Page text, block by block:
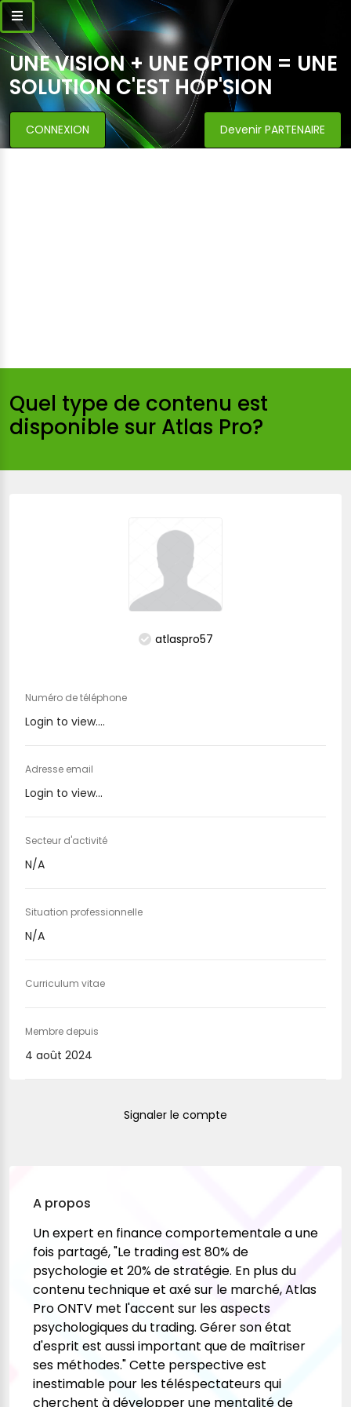
UNE VISION + UNE OPTION = UNE
SOLUTION C'EST HOP'SION
CONNEXION Devenir PARTENAIRE
Quel type de contenu est
disponible sur Atlas Pro?
atlaspro57
Numéro de téléphone
Login to view....
Adresse email
Login to view...
Secteur d'activité
N/A
Situation professionnelle
N/A
Curriculum vitae
Membre depuis
4 août 2024
Signaler le compte
A propos
Un expert en finance comportementale a une
fois partagé, "Le trading est 80% de
psychologie et 20% de stratégie. En plus du
contenu technique et axé sur le marché, Atlas
Pro ONTV met l'accent sur les aspects
psychologiques du trading. Gérer son état
d'esprit est aussi important que de maîtriser
ses méthodes." Cette perspective est
inestimable pour les téléspectateurs qui
cherchent à développer une mentalité de